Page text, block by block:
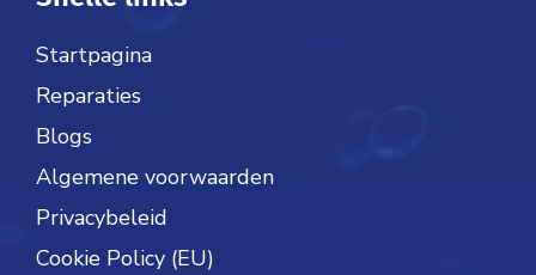
Startpagina
Reparaties
Blogs
Algemene voorwaarden
Privacybeleid
Cookie Policy (EU)